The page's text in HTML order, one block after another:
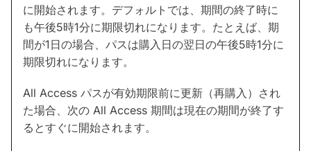
に開始されます。デフォルトでは、期間の終了時に
も午後5時1分に期限切れになります。たとえば、期
間が1日の場合、パスは購入日の翌日の午後5時1分に
期限切れになります。
All Access パスが有効期限前に更新（再購入）され
た場合、次の All Access 期間は現在の期間が終了す
るとすぐに開始されます。